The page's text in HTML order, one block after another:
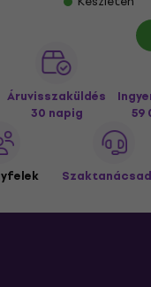
Áruvisszaküldés
30 napig
59